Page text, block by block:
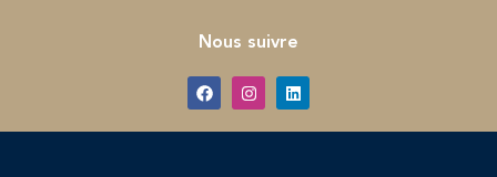
Nous suivre